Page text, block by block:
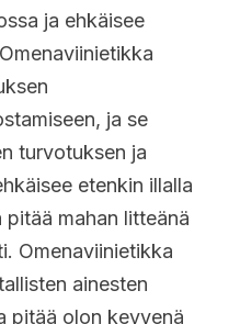
ja ehkäisee
ja se
turvotuksen ja
etenkin illalla
mahan litteänä
Omenaviinietikka
ainesten
pitää olon kevyenä